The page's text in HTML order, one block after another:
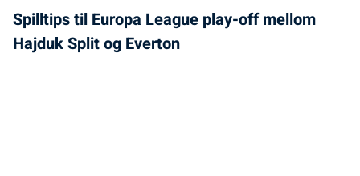
Spilltips til Europa League play-off mellom
Hajduk Split og Everton